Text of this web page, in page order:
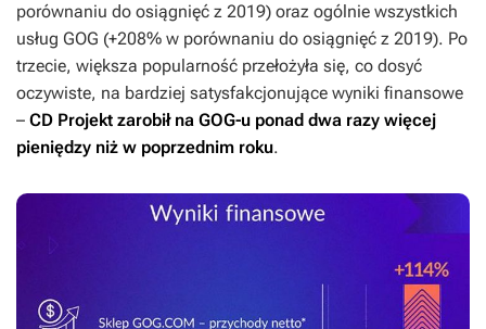
porównaniu do osiągnięć z 2019) oraz ogólnie wszystkich
usług GOG (+208% w porównaniu do osiągnięć z 2019). Po
trzecie, większa popularność przełożyła się, co dosyć
oczywiste, na bardziej satysfakcjonujące wyniki finansowe
– CD Projekt zarobił na GOG-u ponad dwa razy więcej
pieniędzy niż w poprzednim roku.